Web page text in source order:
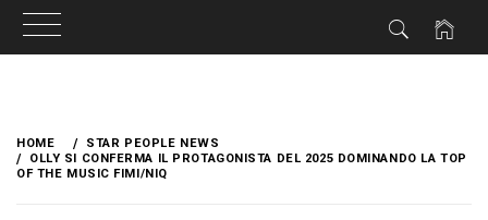
content
HOME
STAR PEOPLE NEWS
OLLY SI CONFERMA IL PROTAGONISTA DEL 2025 DOMINANDO LA TOP
OF THE MUSIC FIMI/NIQ